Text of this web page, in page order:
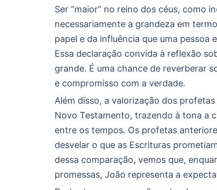
Ser “maior” no reino dos céus, como
necessariamente a grandeza em
papel e da influência que uma pessoa
Essa declaração convida à reflexão
grande. É uma chance de reverberar
e compromisso com a verdade.
Além disso, a valorização dos
Novo Testamento, trazendo à tona a
entre os tempos. Os profetas
desvelar o que as Escrituras
dessa comparação, vemos que,
promessas, João representa a